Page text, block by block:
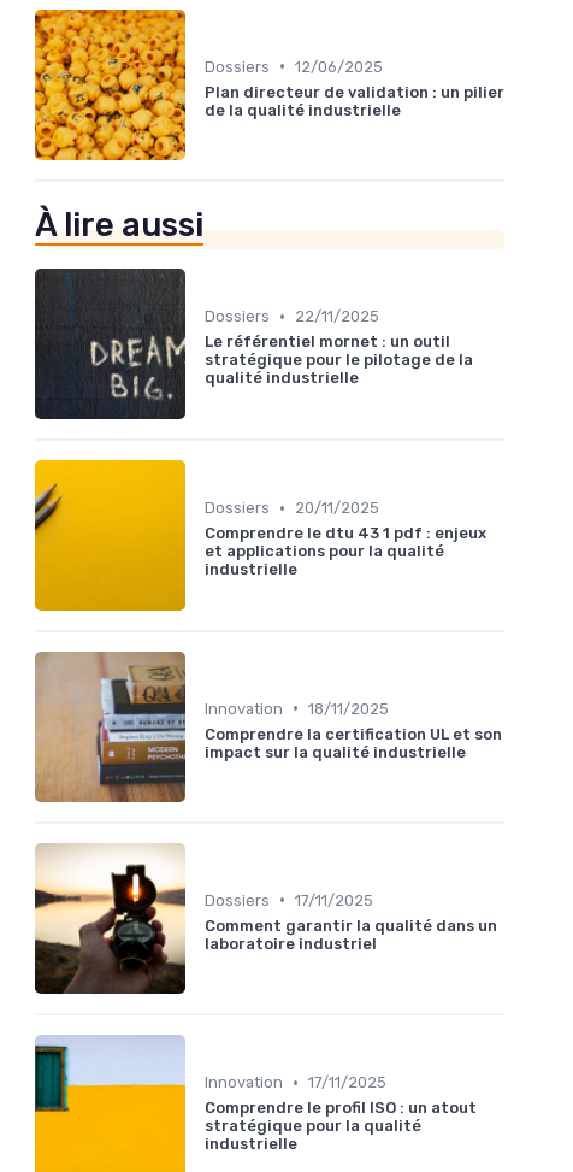
Dossiers • 12/06/2025
Plan directeur de validation : un pilier
de la qualité industrielle
À lire aussi
Dossiers •
22/11/2025
Le référentiel mornet : un outil
stratégique pour le pilotage de la
qualité industrielle
Dossiers •
20/11/2025
Comprendre le dtu 43 1 pdf : enjeux
et applications pour la qualité
industrielle
Innovation • 18/11/2025
Comprendre la certification UL et son
impact sur la qualité industrielle
Dossiers • 17/11/2025
Comment garantir la qualité dans un
laboratoire industriel
Innovation • 17/11/2025
Comprendre le profil ISO : un atout
stratégique pour la qualité
industrielle